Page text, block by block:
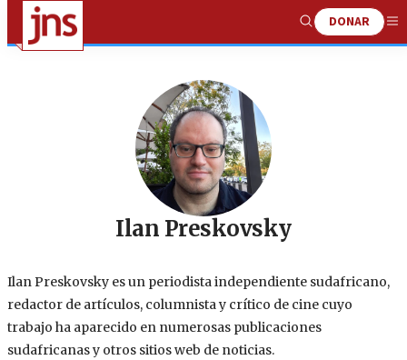
Show
Search
DONAR
Ilan Preskovsky
Ilan Preskovsky es un periodista independiente sudafricano,
redactor de artículos, columnista y crítico de cine cuyo
trabajo ha aparecido en numerosas publicaciones
sudafricanas y otros sitios web de noticias.